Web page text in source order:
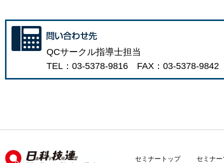
QCサークル指導士担当
TEL：03-5378-9816 FAX：03-5378-
セミナートップ セミナ